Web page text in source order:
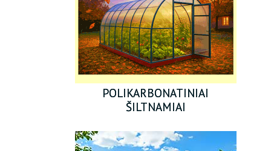
MEDIENOS APDOROJIMO ĮRANGOS
VĀZĖS AUGALAMS IR PERKĖLIMUI
POLIKARBONATINIAI
ŠILTNAMIAI